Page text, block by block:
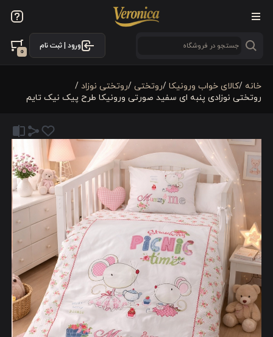
ورود | ثبت نام
0
خانه /کالای خواب ورونیکا /روتختی /روتختی نوزاد /
روتختی نوزادی پنبه ای سفید صورتی ورونیکا طرح پیک نیک تایم